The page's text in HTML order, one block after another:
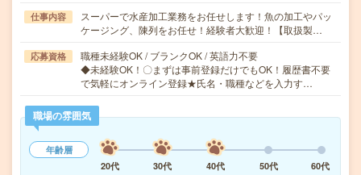
仕事内容
スーパーで水産加工業務をお任せします！魚の加工やパッ
ケージング、陳列をお任せ！経験者大歓迎！【取扱製…
応募資格
職種未経験OK / ブランクOK / 英語力不要
◆未経験OK！〇まずは事前登録だけでもOK！履歴書不要
で気軽にオンライン登録★氏名・職種などを入力す…
職場の雰囲気
年齢層
20代
30代 40代 50代 60代